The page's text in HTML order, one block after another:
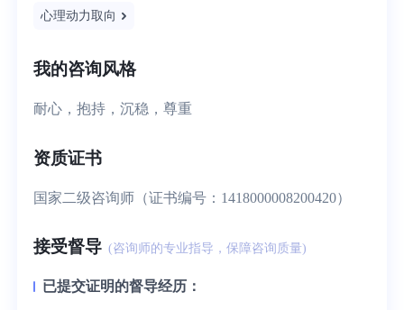
心理动力取向
我的咨询风格
耐心，抱持，沉稳，尊重
资质证书
国家二级咨询师（证书编号：1418000008200420）
接受督导 (咨询师的专业指导，保障咨询质量)
已提交证明的督导经历：